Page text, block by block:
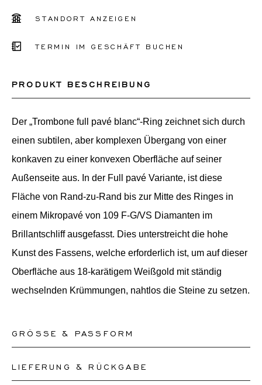
55
STANDORT ANZEIGEN
TERMIN IM GESCHÄFT BUCHEN
PRODUKT BESCHREIBUNG
Der „Trombone full pavé blanc“-Ring zeichnet sich durch
einen subtilen, aber komplexen Übergang von einer
konkaven zu einer konvexen Oberfläche auf seiner
Außenseite aus. In der Full pavé Variante, ist diese
Fläche von Rand-zu-Rand bis zur Mitte des Ringes in
einem Mikropavé von 109 F-G/VS Diamanten im
Brillantschliff ausgefasst. Dies unterstreicht die hohe
Kunst des Fassens, welche erforderlich ist, um auf dieser
Oberfläche aus 18-karätigem Weißgold mit ständig
wechselnden Krümmungen, nahtlos die Steine zu setzen.
GRÖSSE & PASSFORM
Unsere Ringe sind in den Größen 50-56 sofort lieferbar.
LIEFERUNG & RÜCKGABE